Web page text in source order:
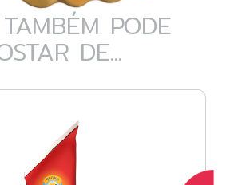
PODE
DE...